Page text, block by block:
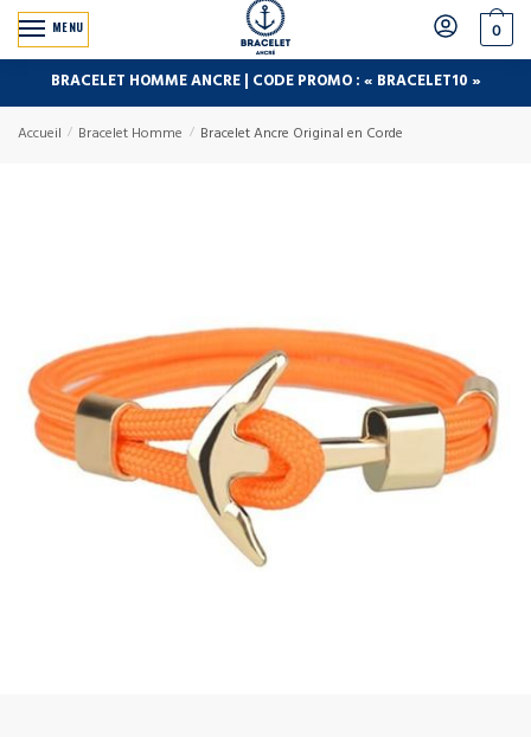
MENU 0
BRACELET HOMME ANCRE | CODE PROMO : « BRACELET10 »
Accueil / Bracelet Homme / Bracelet Ancre Original en Corde